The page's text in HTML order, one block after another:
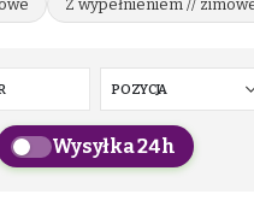
Z wypełnieniem //
Wysyłka 24h